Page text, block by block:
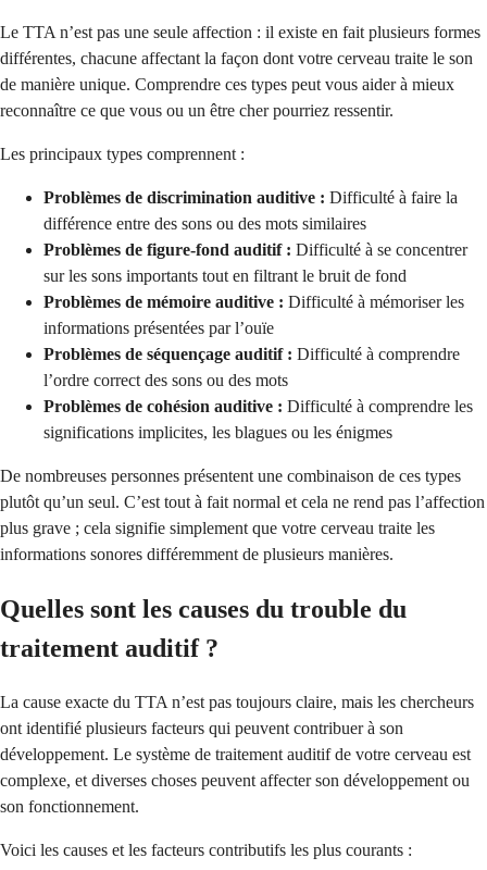
Le TTA n’est pas une seule affection : il existe en fait plusieurs formes
différentes, chacune affectant la façon dont votre cerveau traite le son
de manière unique. Comprendre ces types peut vous aider à mieux
reconnaître ce que vous ou un être cher pourriez ressentir.
Les principaux types comprennent :
Problèmes de discrimination auditive : Difficulté à faire la
différence entre des sons ou des mots similaires
Problèmes de figure-fond auditif : Difficulté à se concentrer
sur les sons importants tout en filtrant le bruit de fond
Problèmes de mémoire auditive : Difficulté à mémoriser les
informations présentées par l’ouïe
Problèmes de séquençage auditif : Difficulté à comprendre
l’ordre correct des sons ou des mots
Problèmes de cohésion auditive : Difficulté à comprendre les
significations implicites, les blagues ou les énigmes
De nombreuses personnes présentent une combinaison de ces types
plutôt qu’un seul. C’est tout à fait normal et cela ne rend pas l’affection
plus grave ; cela signifie simplement que votre cerveau traite les
informations sonores différemment de plusieurs manières.
Quelles sont les causes du trouble du
traitement auditif ?
La cause exacte du TTA n’est pas toujours claire, mais les chercheurs
ont identifié plusieurs facteurs qui peuvent contribuer à son
développement. Le système de traitement auditif de votre cerveau est
complexe, et diverses choses peuvent affecter son développement ou
son fonctionnement.
Voici les causes et les facteurs contributifs les plus courants :